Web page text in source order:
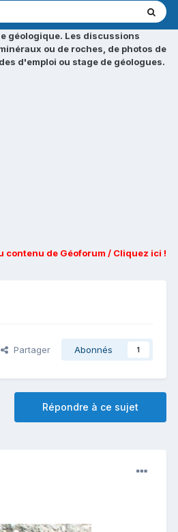
géologique. Les discussions
ou de roches, de photos de
d'emploi ou stage de géologues.
contenu de Géoforum / Cliquez ici !
Partager Abonnés 1
Répondre à ce sujet